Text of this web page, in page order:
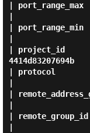
|
|
| project_id
4414d83207694b
| protocol
|
|